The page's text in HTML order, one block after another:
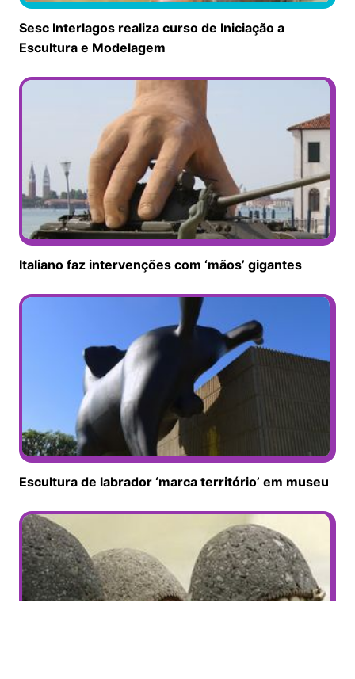
Sesc Interlagos realiza curso de Iniciação a
Escultura e Modelagem
Italiano faz intervenções com ‘mãos’ gigantes
Escultura de labrador ‘marca território’ em museu